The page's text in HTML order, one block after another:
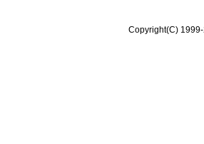
Copyright(C)